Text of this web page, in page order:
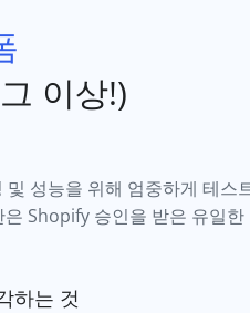
이상!)
성능을 위해 엄중하게 테스
Shopify 승인을 받은 유일한
하는 것